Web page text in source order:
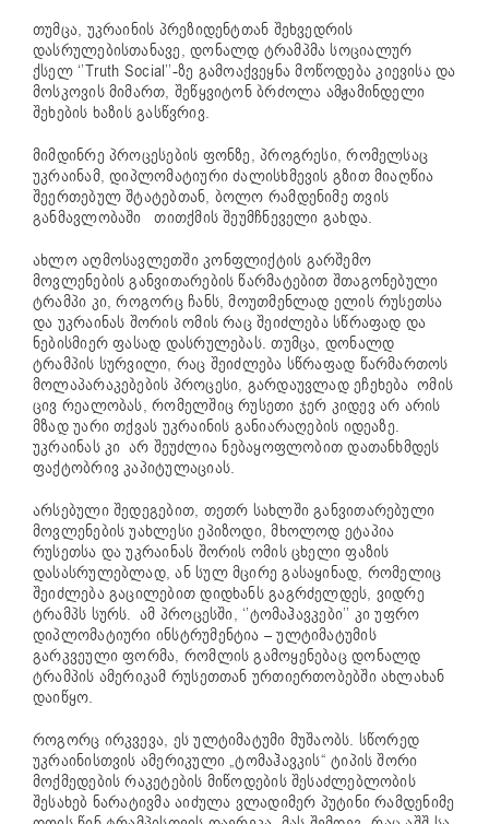
თუმცა, უკრაინის პრეზიდენტთან შეხვედრის
დასრულებისთანავე, დონალდ ტრამპმა სოციალურ
ქსელ ‘’Truth Social’’-ზე გამოაქვეყნა მოწოდება კიევისა და
მოსკოვის მიმართ, შეწყვიტონ ბრძოლა ამჟამინდელი
შეხების ხაზის გასწვრივ.
მიმდინრე პროცესების ფონზე, პროგრესი, რომელსაც
უკრაინამ, დიპლომატიური ძალისხმევის გზით მიაღწია
შეერთებულ შტატებთან, ბოლო რამდენიმე თვის
განმავლობაში თითქმის შეუმჩნეველი გახდა.
ახლო აღმოსავლეთში კონფლიქტის გარშემო
მოვლენების განვითარების წარმატებით შთაგონებული
ტრამპი კი, როგორც ჩანს, მოუთმენლად ელის რუსეთსა
და უკრაინას შორის ომის რაც შეიძლება სწრაფად და
ნებისმიერ ფასად დასრულებას. თუმცა, დონალდ
ტრამპის სურვილი, რაც შეიძლება სწრაფად წარმართოს
მოლაპარაკებების პროცესი, გარდაუვლად ეჩეხება ომის
ცივ რეალობას, რომელშიც რუსეთი ჯერ კიდევ არ არის
მზად უარი თქვას უკრაინის განიარაღების იდეაზე.
უკრაინას კი არ შეუძლია ნებაყოფლობით დათანხმდეს
ფაქტობრივ კაპიტულაციას.
არსებული შედეგებით, თეთრ სახლში განვითარებული
მოვლენების უახლესი ეპიზოდი, მხოლოდ ეტაპია
რუსეთსა და უკრაინას შორის ომის ცხელი ფაზის
დასასრულებლად, ან სულ მცირე გასაყინად, რომელიც
შეიძლება გაცილებით დიდხანს გაგრძელდეს, ვიდრე
ტრამპს სურს. ამ პროცესში, ‘’ტომაჰავკები’’ კი უფრო
დიპლომატიური ინსტრუმენტია – ულტიმატუმის
გარკვეული ფორმა, რომლის გამოყენებაც დონალდ
ტრამპის ამერიკამ რუსეთთან ურთიერთობებში ახლახან
დაიწყო.
როგორც ირკვევა, ეს ულტიმატუმი მუშაობს. სწორედ
უკრაინისთვის ამერიკული „ტომაჰავკის“ ტიპის შორი
მოქმედების რაკეტების მიწოდების შესაძლებლობის
შესახებ ნარატივმა აიძულა ვლადიმერ პუტინი რამდენიმე